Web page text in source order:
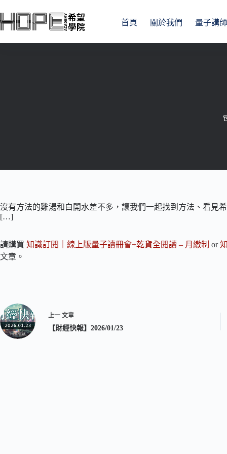
至
主
要
首頁 關於我們 量子講
沒有方法的雞湯和白開水差不多，讓我們一起找到方法、看見
[…]
請購買 知識訂閱｜線上版量子讀冊會+乾貨全閱讀 – 月繳制 or
文章。
上一 文章
【財經快報】2026/01/23